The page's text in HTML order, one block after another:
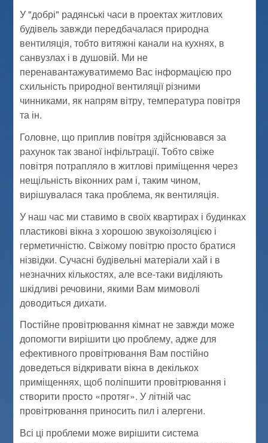
У "добрі" радянські часи в проектах житлових
будівель завжди передбачалася природна
вентиляція, тобто витяжні канали на кухнях, в
санвузлах і в душовій. Ми не
перенавантажуватимемо Вас інформацією про
схильність природної вентиляції різними
чинниками, як напрям вітру, температура повітря
та ін.
Головне, що приплив повітря здійснювався за
рахунок так званої інфільтрації. Тобто свіже
повітря потрапляло в житлові приміщення через
нещільність віконних рам і, таким чином,
вирішувалася така проблема, як вентиляція.
У наш час ми ставимо в своїх квартирах і будинках
пластикові вікна з хорошою звукоізоляцією і
герметичністю. Свіжому повітрю просто братися
нізвідки. Сучасні будівельні матеріали хай і в
незначних кількостях, але все-таки виділяють
шкідливі речовини, якими Вам мимоволі
доводиться дихати.
Постійне провітрювання кімнат не завжди може
допомогти вирішити цю проблему, адже для
ефективного провітрювання Вам постійно
доведеться відкривати вікна в декількох
приміщеннях, щоб поліпшити провітрювання і
створити просто «протяг». У літній час
провітрювання приносить пил і алергени.
Всі ці проблеми може вирішити система